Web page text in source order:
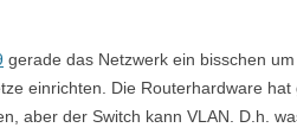
gerade das Netzwerk ein bisschen
einrichten. Die Routerhardware
aber der Switch kann VLAN. D.h.